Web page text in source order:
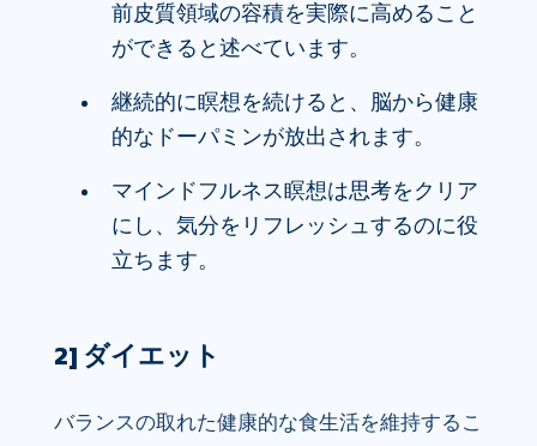
前皮質領域の容積を実際に高めること
ができると述べています。
継続的に瞑想を続けると、脳から健康
的なドーパミンが放出されます。
マインドフルネス瞑想は思考をクリア
にし、気分をリフレッシュするのに役
立ちます。
2] ダイエット
バランスの取れた健康的な食生活を維持するこ